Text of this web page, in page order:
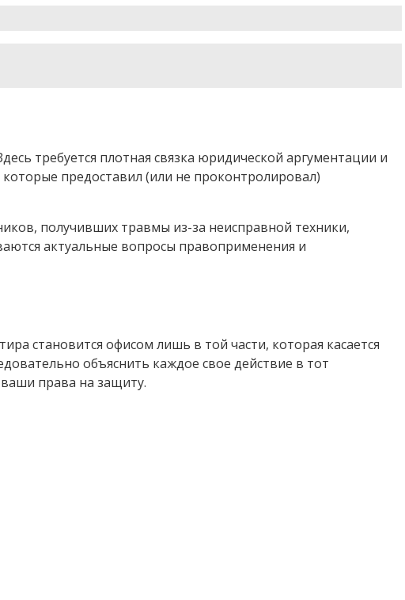
требуется плотная связка юридической аргументации и
предоставил (или не проконтролировал)
получивших травмы из-за неисправной техники,
актуальные вопросы правоприменения и
становится офисом лишь в той части, которая касается
объяснить каждое свое действие в тот
права на защиту.